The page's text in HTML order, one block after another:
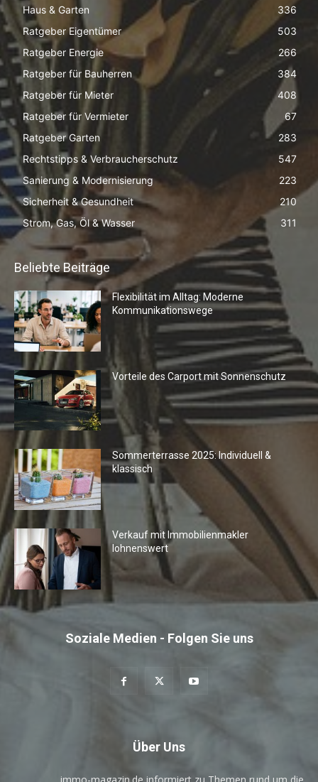
Haus & Garten
336
Ratgeber Eigentümer
503
Ratgeber Energie
266
Ratgeber für Bauherren
384
Ratgeber für Mieter
408
Ratgeber für Vermieter
67
Ratgeber Garten
283
Rechtstipps & Verbraucherschutz
547
Sanierung & Modernisierung
223
Sicherheit & Gesundheit
210
Strom, Gas, Öl & Wasser
311
Beliebte Beiträge
Flexibilität im Alltag: Moderne
Kommunikationswege
Vorteile des Carport mit Sonnenschutz
Sommerterrasse 2025: Individuell &
klassisch
Verkauf mit Immobilienmakler
lohnenswert
Soziale Medien - Folgen Sie uns
Über Uns